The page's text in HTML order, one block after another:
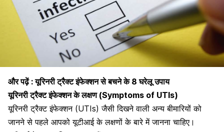
और पढ़ें :यूरिनरी ट्रैक्ट इंफेक्शन से बचने के 8 घरेलू उपाय
यूरिनरी ट्रैक्ट इंफेक्शन के लक्षण (Symptoms of UTIs)
यूरिनरी ट्रैक्ट इंफेक्शन (UTIs) जैसी दिखने वाली अन्य बीमारियों को
जानने से पहले आपको यूटीआई के लक्षणों के बारे में जानना चाहिए।